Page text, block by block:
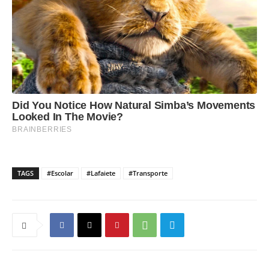
TAGS #Escolar #Lafaiete #Transporte